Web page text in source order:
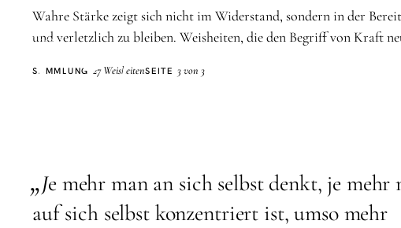
Thema
Stärke
Wahre Stärke zeigt sich nicht im Widerstand, sondern in der
und verletzlich zu bleiben. Weisheiten, die den Begriff von Kraft
SAMMLUNG 27 WeisheitenSEITE 3 von 3
„Je mehr man an sich selbst denkt, je mehr
auf sich selbst konzentriert ist, umso mehr